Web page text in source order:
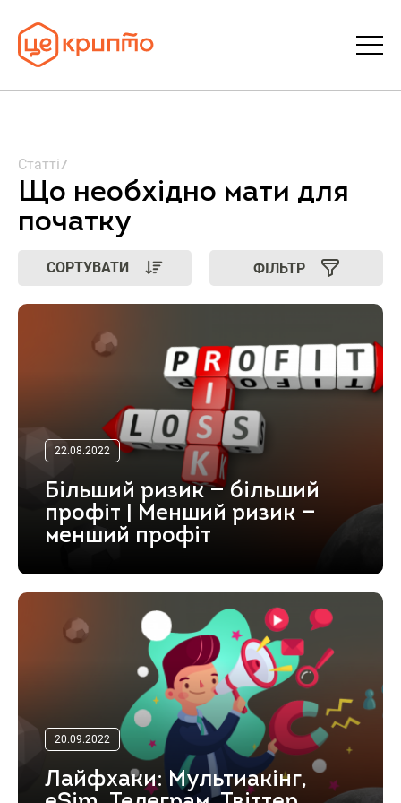
Увійти | Реєстрація
Статті
Що необхідно мати для
початку
СОРТУВАТИ ФІЛЬТР
22.08.2022
Більший ризик — більший
профіт | Менший ризик —
менший профіт
20.09.2022
Лайфхаки: Мультиакінг,